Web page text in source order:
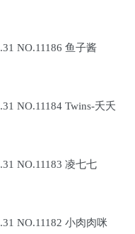
NO.11186 鱼子酱
NO.11184 Twins-夭夭
NO.11183 凌七七
NO.11182 小肉肉咪